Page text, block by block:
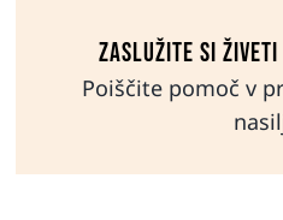
Zaslužite si
Poiščite pomoč v